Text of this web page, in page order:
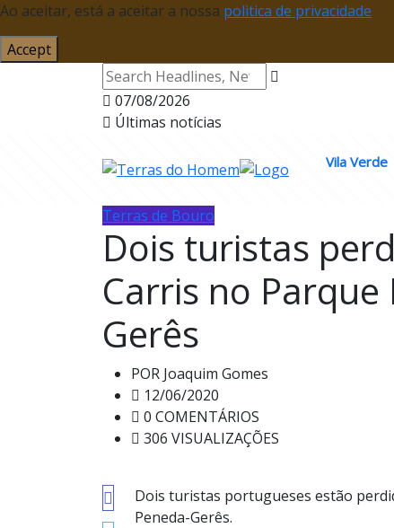
Ao aceitar, está a aceitar a nossa politica de privacidade
Accept
07/08/2026
Últimas notícias
Vila Verde
Terras de Bouro
Dois turistas
Carris no
Gerês
POR Joaquim Gomes
12/06/2020
0 COMENTÁRIOS
306 VISUALIZAÇÕES
Dois turistas portugueses estão
Peneda-Gerês.